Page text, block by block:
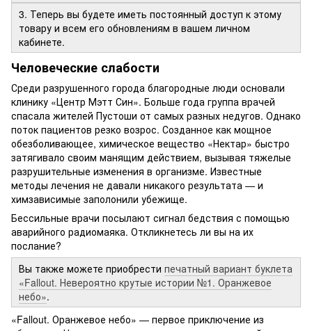
3. Теперь вы будете иметь постоянный доступ к этому
товару и всем его обновлениям в вашем личном
кабинете.
Человеческие слабости
Среди разрушенного города благородные люди основали
клинику «Центр Мэтт Син». Больше года группа врачей
спасала жителей Пустоши от самых разных недугов. Однако
поток пациентов резко возрос. Созданное как мощное
обезболивающее, химическое вещество «Нектар» быстро
затягивало своим манящим действием, вызывая тяжелые
разрушительные изменения в организме. Известные
методы лечения не давали никакого результата — и
химзависимые заполонили убежище.
Бессильные врачи посылают сигнал бедствия с помощью
аварийного радиомаяка. Откликнетесь ли вы на их
послание?
Вы также можете приобрести печатный вариант буклета
«Fallout. Невероятно крутые истории №1. Оранжевое
небо».
«Fallout. Оранжевое небо» — первое приключение из